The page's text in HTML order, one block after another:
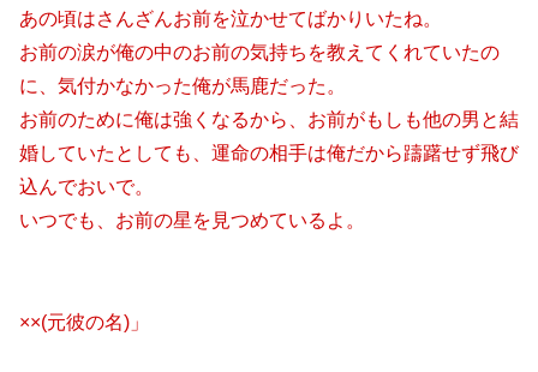
あの頃はさんざんお前を泣かせてばかりいたね。
お前の涙が俺の中のお前の気持ちを教えてくれていたの
に、気付かなかった俺が馬鹿だった。
お前のために俺は強くなるから、お前がもしも他の男と結
婚していたとしても、運命の相手は俺だから躊躇せず飛び
込んでおいで。
いつでも、お前の星を見つめているよ。
××(元彼の名)」